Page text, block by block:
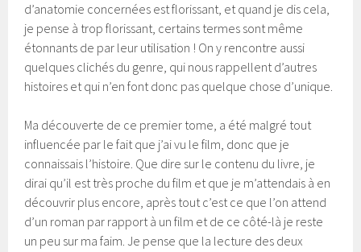
d’anatomie concernées est florissant, et quand je dis cela,
je pense à trop florissant, certains termes sont même
étonnants de par leur utilisation ! On y rencontre aussi
quelques clichés du genre, qui nous rappellent d’autres
histoires et qui n’en font donc pas quelque chose d’unique.
Ma découverte de ce premier tome, a été malgré tout
influencée par le fait que j’ai vu le film, donc que je
connaissais l’histoire. Que dire sur le contenu du livre, je
dirai qu’il est très proche du film et que je m’attendais à en
découvrir plus encore, après tout c’est ce que l’on attend
d’un roman par rapport à un film et de ce côté-là je reste
un peu sur ma faim. Je pense que la lecture des deux